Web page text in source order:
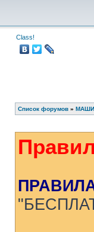
Class!
Список форумов »